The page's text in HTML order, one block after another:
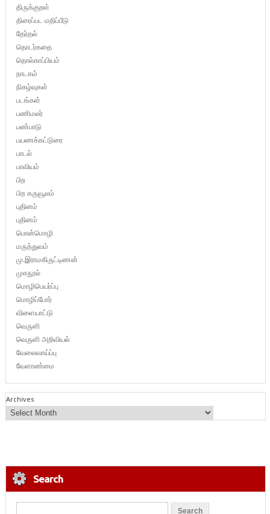
திருக்குறள்
திரைப்பட மதிப்பீடு
தேர்தல்
தொடர்கதை
தொல்காப்பியம்
நாடகம்
நிகழ்வுகள்
படங்கள்
பணிமலர்
பண்பாடு
பயணக்கட்டுரை
பாடல்
பாவியம்
பிற
பிற கருவூலம்
புதினம்
புதினம்
பொன்மொழி
மருத்துவம்
மு.இராமகிருட்டிணன்
முகநூல்
மொழிபெயர்ப்பு
மொழிப்போர்
விளையாட்டு
வெருளி
வெருளி அறிவியல்
வேலைவாய்ப்பு
வேளாண்மை
Archives
Search